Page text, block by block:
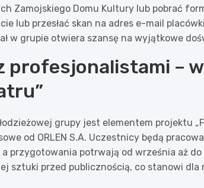
Zamojskiego Domu Kultury lub pobrać
lub przesłać skan na adres e-mail
w grupie otwiera szansę na wyjątkowe
profesjonalistami –
grupy jest elementem projektu
od ORLEN S.A. Uczestnicy będą
a przygotowania potrwają od września aż
sztuki przed publicznością, co stanowi dla